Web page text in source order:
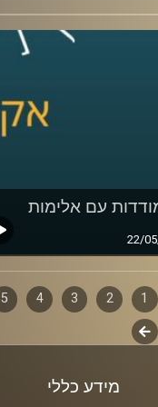
עם אלימות
22/
1
2
3
4
5
לשלב
מידע כללי